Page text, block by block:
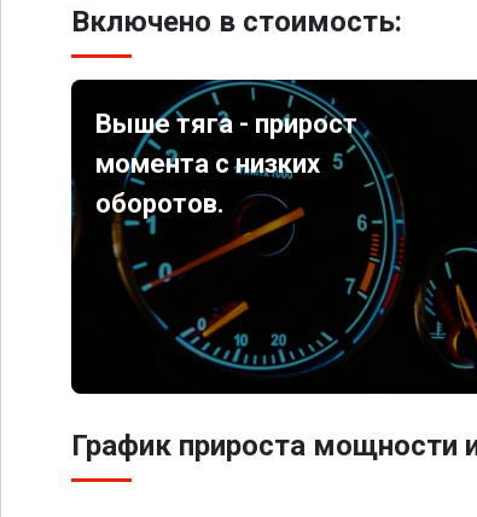
Включено в стоимость:
Выше тяга - прирост
момента с низких
оборотов.
График прироста мощности